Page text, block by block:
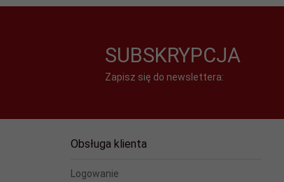
SUBSKRYPCJA
Zapisz się do newslettera:
Obsługa klienta
Logowanie